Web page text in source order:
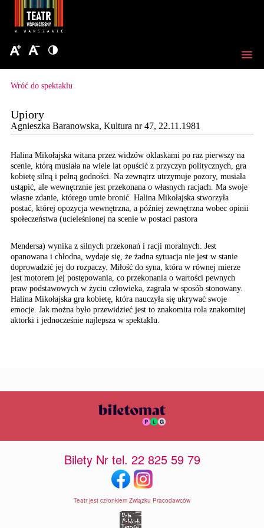
Wróć do spektaklu
Upiory
Agnieszka Baranowska, Kultura nr 47, 22.11.1981
Halina Mikołajska witana przez widzów oklaskami po raz pierwszy na
scenie, którą musiała na wiele lat opuścić z przyczyn politycznych, gra
kobietę silną i pełną godności. Na zewnątrz utrzymuje pozory, musiała
ustąpić, ale wewnętrznie jest przekonana o własnych racjach. Ma swoje
własne zdanie, którego umie bronić. Halina Mikołajska stworzyła
postać, której opozycja wewnętrzna, a później zewnętrzna wobec opinii
społeczeństwa (ucieleśnionej na scenie w postaci pastora
Mendersa) wynika z silnych przekonań i racji moralnych. Jest
opanowana i chłodna, wydaje się, że żadna sytuacja nie jest w stanie
doprowadzić jej do rozpaczy. Miłość do syna, która w równej mierze
jest motorem jej postępowania, co przekonania o wartości pewnych
praw podstawowych w życiu człowieka, zagrała w sposób stonowany.
Halina Mikołajska gra kobietę, która nauczyła się ukrywać swoje
emocje. Jak można było przewidzieć jest to znakomita rola znakomitej
aktorki i jednocześnie najlepsza w spektaklu.
Bilety Nr tel. 22 825 59 79
Teatr jest członkiem Związku Pracodawców